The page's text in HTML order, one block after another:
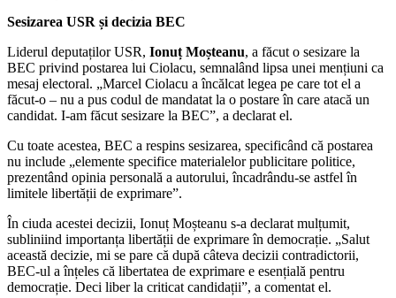
Sesizarea USR și decizia BEC
Liderul deputaților USR, Ionuț Moșteanu, a făcut o sesizare la
BEC privind postarea lui Ciolacu, semnalând lipsa unei mențiuni ca
mesaj electoral. „Marcel Ciolacu a încălcat legea pe care tot el a
făcut-o – nu a pus codul de mandatat la o postare în care atacă un
candidat. I-am făcut sesizare la BEC”, a declarat el.
Cu toate acestea, BEC a respins sesizarea, specificând că postarea
nu include „elemente specifice materialelor publicitare politice,
prezentând opinia personală a autorului, încadrându-se astfel în
limitele libertății de exprimare”.
În ciuda acestei decizii, Ionuț Moșteanu s-a declarat mulțumit,
subliniind importanța libertății de exprimare în democrație. „Salut
această decizie, mi se pare că după câteva decizii contradictorii,
BEC-ul a înțeles că libertatea de exprimare e esențială pentru
democrație. Deci liber la criticat candidații”, a comentat el.